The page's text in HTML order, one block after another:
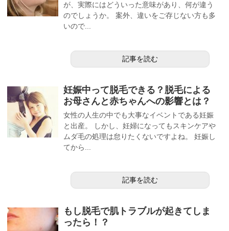
が、実際にはどういった意味があり、何が違う
のでしょうか。 案外、違いをご存じない方も多
いので...
記事を読む
妊娠中って脱毛できる？脱毛による
お母さんと赤ちゃんへの影響とは？
女性の人生の中でも大事なイベントである妊娠
と出産。 しかし、妊婦になってもスキンケアや
ムダ毛の処理は怠りたくないですよね。 妊娠し
てから...
記事を読む
もし脱毛で肌トラブルが起きてしま
ったら！？